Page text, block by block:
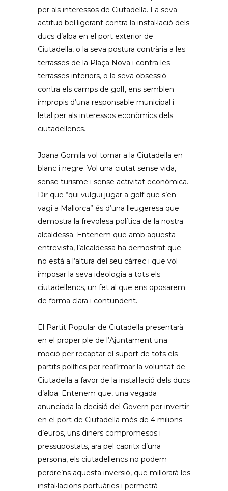
per als interessos de Ciutadella. La seva
actitud bel·ligerant contra la instal·lació dels
ducs d’alba en el port exterior de
Ciutadella, o la seva postura contrària a les
terrasses de la Plaça Nova i contra les
terrasses interiors, o la seva obsessió
contra els camps de golf, ens semblen
impropis d’una responsable municipal i
letal per als interessos econòmics dels
ciutadellencs.
Joana Gomila vol tornar a la Ciutadella en
blanc i negre. Vol una ciutat sense vida,
sense turisme i sense activitat econòmica.
Dir que “qui vulgui jugar a golf que s’en
vagi a Mallorca” és d’una lleugeresa que
demostra la frevolesa política de la nostra
alcaldessa. Entenem que amb aquesta
entrevista, l’alcaldessa ha demostrat que
no està a l’altura del seu càrrec i que vol
imposar la seva ideologia a tots els
ciutadellencs, un fet al que ens oposarem
de forma clara i contundent.
El Partit Popular de Ciutadella presentarà
en el proper ple de l’Ajuntament una
moció per recaptar el suport de tots els
partits polítics per reafirmar la voluntat de
Ciutadella a favor de la instal·lació dels ducs
d’alba. Entenem que, una vegada
anunciada la decisió del Govern per invertir
en el port de Ciutadella més de 4 milions
d’euros, uns diners compromesos i
pressupostats, ara pel capritx d’una
persona, els ciutadellencs no podem
perdre’ns aquesta inversió, que millorarà les
instal·lacions portuàries i permetrà